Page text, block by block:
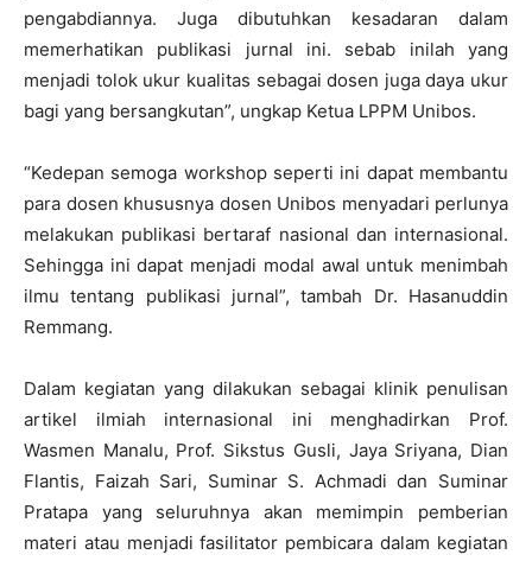
pengabdiannya. Juga dibutuhkan kesadaran dalam
memerhatikan publikasi jurnal ini. sebab inilah yang
menjadi tolok ukur kualitas sebagai dosen juga daya ukur
bagi yang bersangkutan”, ungkap Ketua LPPM Unibos.
“Kedepan semoga workshop seperti ini dapat membantu
para dosen khususnya dosen Unibos menyadari perlunya
melakukan publikasi bertaraf nasional dan internasional.
Sehingga ini dapat menjadi modal awal untuk menimbah
ilmu tentang publikasi jurnal”, tambah Dr. Hasanuddin
Remmang.
Dalam kegiatan yang dilakukan sebagai klinik penulisan
artikel ilmiah internasional ini menghadirkan Prof.
Wasmen Manalu, Prof. Sikstus Gusli, Jaya Sriyana, Dian
Flantis, Faizah Sari, Suminar S. Achmadi dan Suminar
Pratapa yang seluruhnya akan memimpin pemberian
materi atau menjadi fasilitator pembicara dalam kegiatan